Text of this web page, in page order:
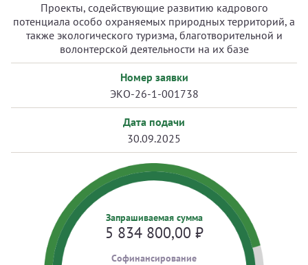
Проекты, содействующие развитию кадрового
потенциала особо охраняемых природных территорий, а
также экологического туризма, благотворительной и
волонтерской деятельности на их базе
Номер заявки
ЭКО-26-1-001738
Дата подачи
30.09.2025
Запрашиваемая сумма
5 834 800,00 ₽
Cофинансирование